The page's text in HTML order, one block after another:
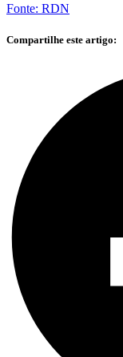
Fonte: RDN
Compartilhe este artigo: